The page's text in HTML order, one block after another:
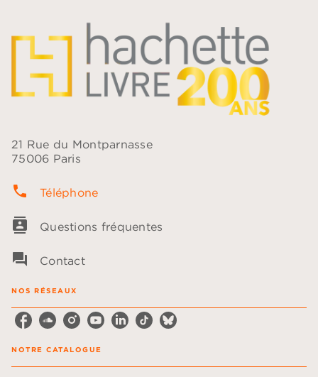
21 Rue du Montparnasse
75006 Paris
phone Téléphone
contacts Questions fréquentes
question_answer Contact
NOS RÉSEAUX
NOTRE CATALOGUE